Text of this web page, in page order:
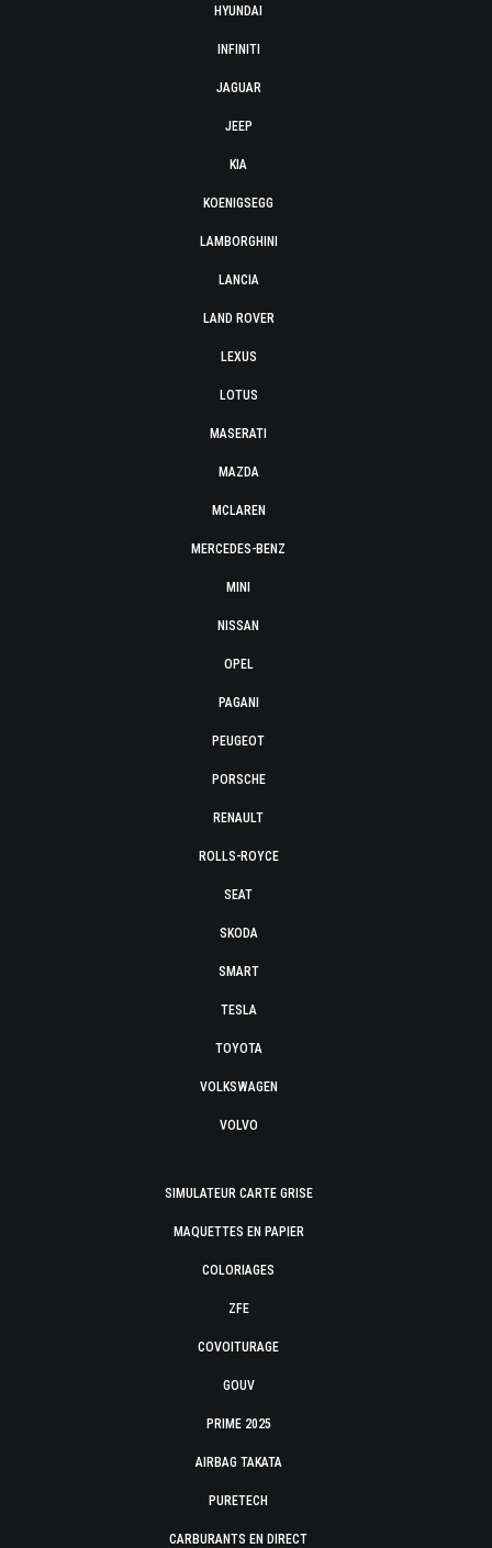
HYUNDAI
INFINITI
JAGUAR
JEEP
KIA
KOENIGSEGG
LAMBORGHINI
LANCIA
LAND ROVER
LEXUS
LOTUS
MASERATI
MAZDA
MCLAREN
MERCEDES-BENZ
MINI
NISSAN
OPEL
PAGANI
PEUGEOT
PORSCHE
RENAULT
ROLLS-ROYCE
SEAT
SKODA
SMART
TESLA
TOYOTA
VOLKSWAGEN
VOLVO
SIMULATEUR CARTE GRISE
MAQUETTES EN PAPIER
COLORIAGES
ZFE
COVOITURAGE
GOUV
PRIME 2025
AIRBAG TAKATA
PURETECH
CARBURANTS EN DIRECT